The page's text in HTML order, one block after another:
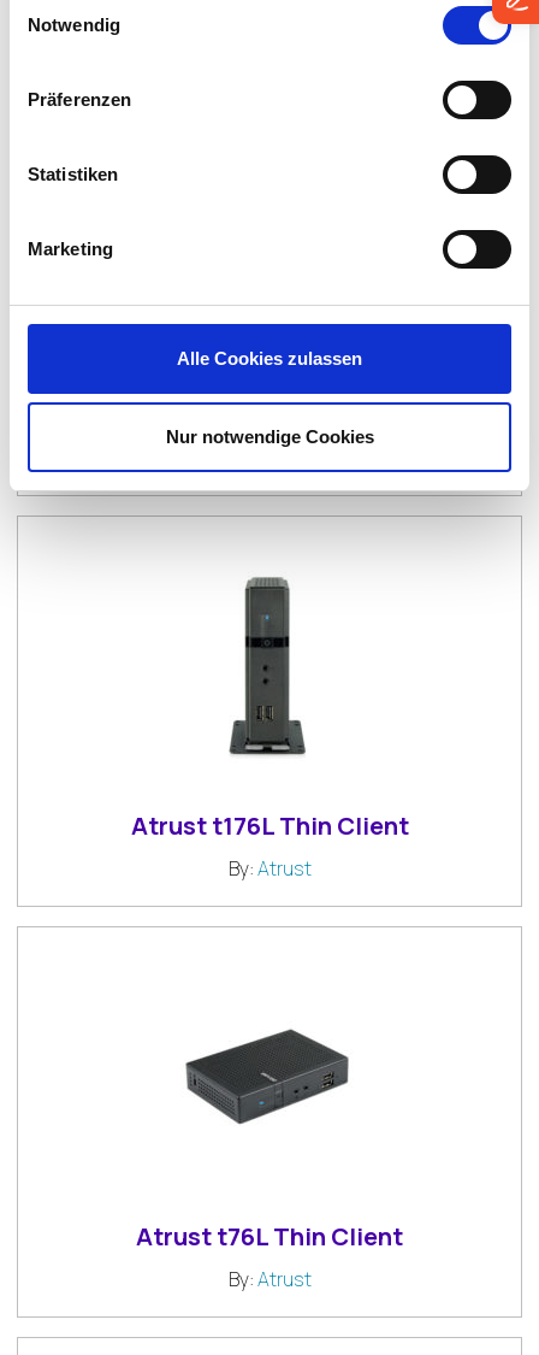
Notwendig
Präferenzen
Statistiken
Marketing
Alle Cookies zulassen
Nur notwendige Cookies
Atrust mt182L 14″ Mobile Thin Client
Atrust t176L Thin Client
By:Atrust
Atrust t76L Thin Client
By:Atrust